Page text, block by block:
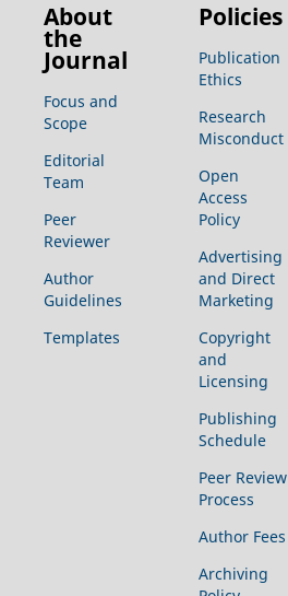
About
the
Journal
Focus and
Scope
Editorial
Team
Peer
Reviewer
Author
Guidelines
Templates
Policies
Publication
Ethics
Research
Misconduct
Open
Access
Policy
Advertising
and Direct
Marketing
Copyright
and
Licensing
Publishing
Schedule
Peer Review
Process
Author Fees
Archiving